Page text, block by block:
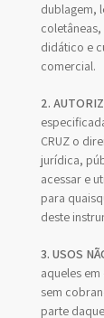
dublagem,
didático e
comercial.
2.
CRUZ o
jurídica,
acessar e
para
deste
3. USOS
aqueles
sem
parte